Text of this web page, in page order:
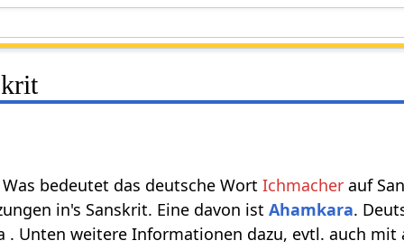
bedeutet das deutsche WortIchmacher auf
in's Sanskrit. Eine davon istAhamkara.
. Unten weitere Informationen dazu, evtl. auch